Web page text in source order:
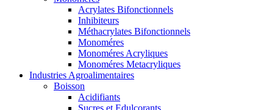
Acrylates Bifonctionnels
Inhibiteurs
Méthacrylates Bifonctionnels
Monoméres
Monoméres Acryliques
Monoméres Metacryliques
Industries Agroalimentaires
Boisson
Acidifiants
Sucres et Edulcorants